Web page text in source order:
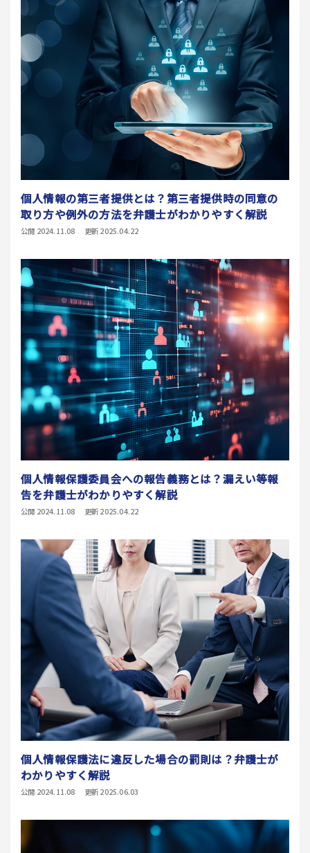
個人情報の第三者提供とは？第三者提供時の同意の
取り方や例外の方法を弁護士がわかりやすく解説
公開 2024.11.08 更新 2025.04.22
個人情報保護委員会への報告義務とは？漏えい等報
告を弁護士がわかりやすく解説
公開 2024.11.08 更新 2025.04.22
個人情報保護法に違反した場合の罰則は？弁護士が
わかりやすく解説
公開 2024.11.08 更新 2025.06.03